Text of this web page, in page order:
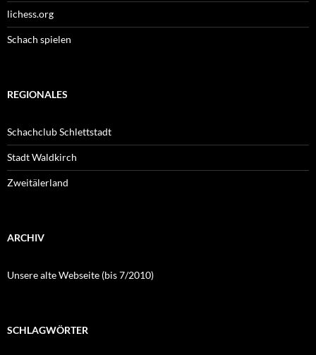
lichess.org
Schach spielen
REGIONALES
Schachclub Schlettstadt
Stadt Waldkirch
Zweitälerland
ARCHIV
Unsere alte Webseite (bis 7/2010)
SCHLAGWÖRTER